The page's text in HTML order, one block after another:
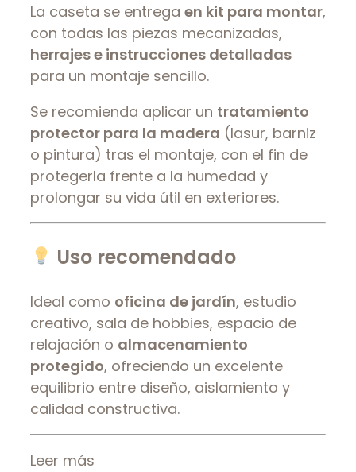
La caseta se entrega en kit para montar,
con todas las piezas mecanizadas,
herrajes e instrucciones detalladas
para un montaje sencillo.
Se recomienda aplicar un tratamiento
protector para la madera (lasur, barniz
o pintura) tras el montaje, con el fin de
protegerla frente a la humedad y
prolongar su vida útil en exteriores.
Uso recomendado
Ideal como oficina de jardín, estudio
creativo, sala de hobbies, espacio de
relajación o almacenamiento
protegido, ofreciendo un excelente
equilibrio entre diseño, aislamiento y
calidad constructiva.
Leer más